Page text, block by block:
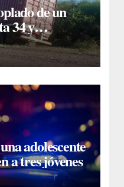
de un
34 y
para
adolescente
a tres jóvenes